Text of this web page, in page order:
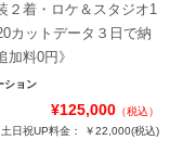
選べる♡新婦様はスタン
ム衣装と白無垢グレード
２着・ロケ＆スタジオ1
カットデータ３日で納
料0円》
ション
¥125,000 （税込）
土日祝UP料金：
￥22,000(税込)